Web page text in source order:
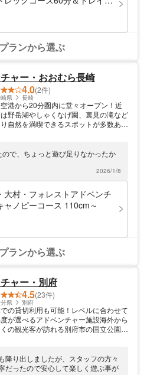
ランから選ぶ
ャー・おおむら長崎
4.0(2件)
県 長崎
港から20分圏内に堂々オープン！近
野岳湖やしゃくなげ園、裏見の滝など
自然を満喫できるスポットが多数あり
ットになっています！
で、ちょっと遊び足りなかったか
2026/1/8
大村・フォレストアドベンチ
ャノピーコース 110cm～
ランから選ぶ
ャー・別府
4.5(23件)
県 別府
の貸切利用も可能！レベルに合わせて
が選べるアドベンチャー施設海外から
の観光客が訪れる別府市の国立公園に
人から子供まで楽しめるキャノピーコ
ご用意！大自然の中で身体を動かしな
降り出しましたが、スタッフの方々
だったので安心して楽しく遊ぶ事が